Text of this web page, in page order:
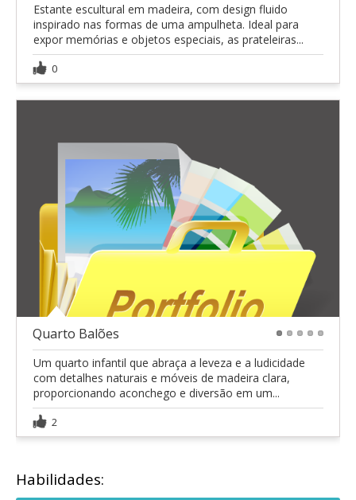
Estante escultural em madeira, com design fluido
inspirado nas formas de uma ampulheta. Ideal para
expor memórias e objetos especiais, as prateleiras...
0
Quarto Balões
Um quarto infantil que abraça a leveza e a ludicidade
com detalhes naturais e móveis de madeira clara,
proporcionando aconchego e diversão em um...
2
Habilidades: